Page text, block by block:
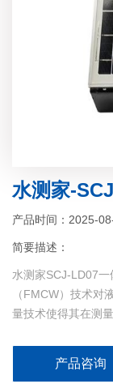
水测家-
产品时间：2025-
简要描述：
水测家SCJ-LD07
（FMCW）技术对
量技术使得其在测
测传感器，采用工
产品咨询